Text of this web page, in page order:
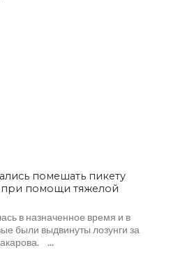
помешать пикету
при помощи тяжелой
в назначенное время и в
были выдвинуты лозунги за
...